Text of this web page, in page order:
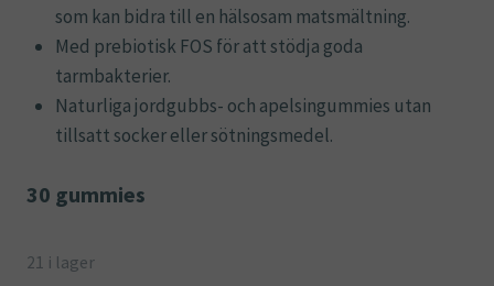
som kan bidra till en hälsosam matsmältning.
Med prebiotisk FOS för att stödja goda
tarmbakterier.
Naturliga jordgubbs- och apelsingummies utan
tillsatt socker eller sötningsmedel.
30 gummies
21 i lager